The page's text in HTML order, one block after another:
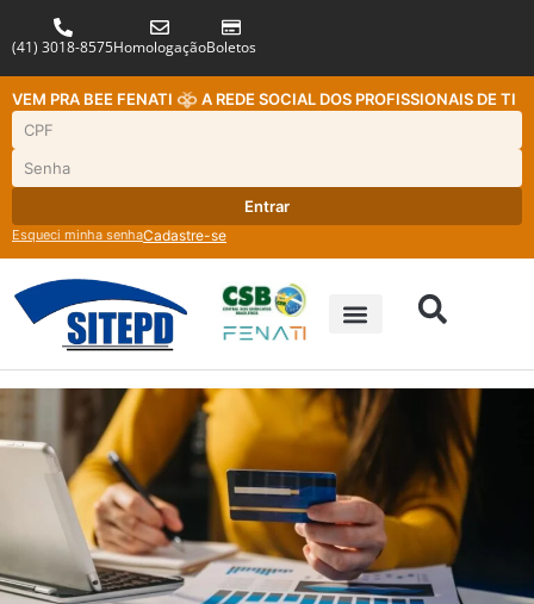
(41) 3018-8575HomologaçãoBoletos
VEM PRA BEE FENATI A REDE SOCIAL DOS PROFISSIONAIS DE TI
Entrar
Esqueci minha senhaCadastre-se